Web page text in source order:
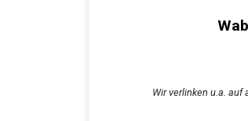
Wir verlinken u.a. auf